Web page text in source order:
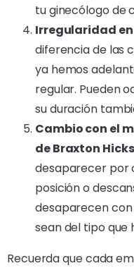
tu ginecólogo de
Irregularidad
diferencia de las
ya hemos
regular. Pueden
su duración
Cambio con el
de Braxton Hicks
desaparecer por
posición o
desaparecen
sean del tipo que
Recuerda que cada